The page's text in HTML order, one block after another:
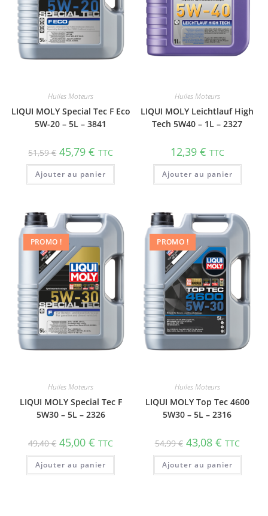
Huiles Moteurs
LIQUI MOLY Special Tec F Eco
5W-20 – 5L – 3841
51,59€ 45,79€ TTC
Ajouter au panier
Huiles Moteurs
LIQUI MOLY Leichtlauf High
Tech 5W40 – 1L – 2327
12,39 € TTC
Ajouter au panier
PROMO !
Huiles Moteurs
LIQUI MOLY Special Tec F
5W30 – 5L – 2326
49,40€ 45,00€ TTC
Ajouter au panier
PROMO !
Huiles Moteurs
LIQUI MOLY Top Tec 4600
5W30 – 5L – 2316
54,99€ 43,08 € TTC
Ajouter au panier